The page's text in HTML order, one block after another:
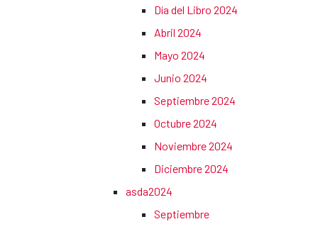
Día del Libro 2024
Abril 2024
Mayo 2024
Junio 2024
Septiembre 2024
Octubre 2024
Noviembre 2024
Diciembre 2024
asda2024
Septiembre